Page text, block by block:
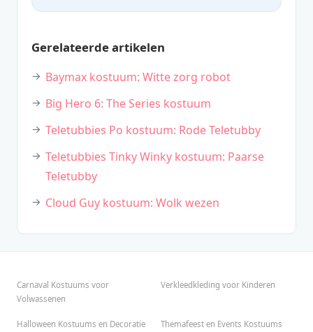
Gerelateerde artikelen
Baymax kostuum: Witte zorg robot
Big Hero 6: The Series kostuum
Teletubbies Po kostuum: Rode Teletubby
Teletubbies Tinky Winky kostuum: Paarse
Teletubby
Cloud Guy kostuum: Wolk wezen
Carnaval Kostuums voor
Volwassenen
Verkleedkleding voor Kinderen
Halloween Kostuums en Decoratie Themafeest en Events Kostuums